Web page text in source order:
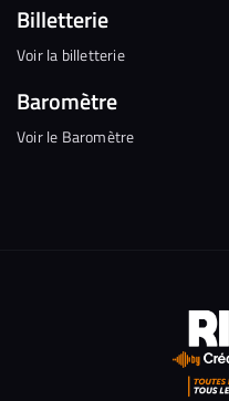
Billetterie
Voir la billetterie
Baromètre
Voir le Baromètre